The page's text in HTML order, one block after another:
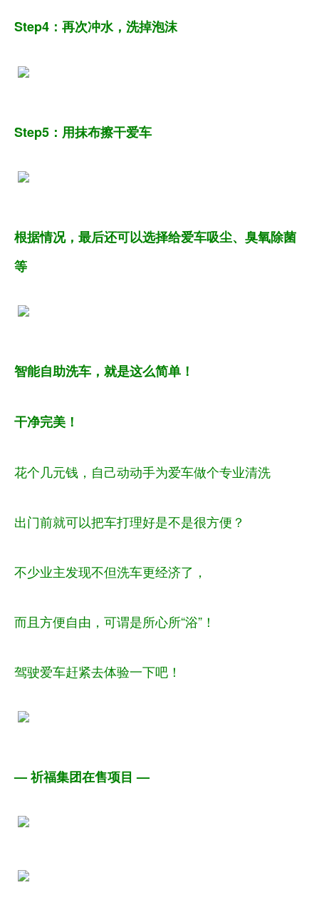
Step4：再次冲水，洗掉泡沫
Step5：用抹布擦干爱车
根据情况，最后还可以选择给爱车吸尘、臭氧除菌
等
智能自助洗车，就是这么简单！
干净完美！
花个几元钱，自己动动手为爱车做个专业清洗
出门前就可以把车打理好是不是很方便？
不少业主发现不但洗车更经济了，
而且方便自由，可谓是所心所“浴”！
驾驶爱车赶紧去体验一下吧！
— 祈福集团在售项目 —